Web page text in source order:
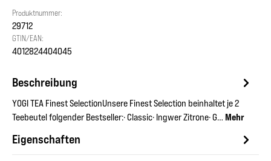
Produktnummer:
29712
GTIN/EAN:
4012824404045
Beschreibung
YOGI TEA Finest SelectionUnsere Finest Selection beinhaltet je 2
Teebeutel folgender Bestseller:· Classic· Ingwer Zitrone· G… Mehr
Eigenschaften